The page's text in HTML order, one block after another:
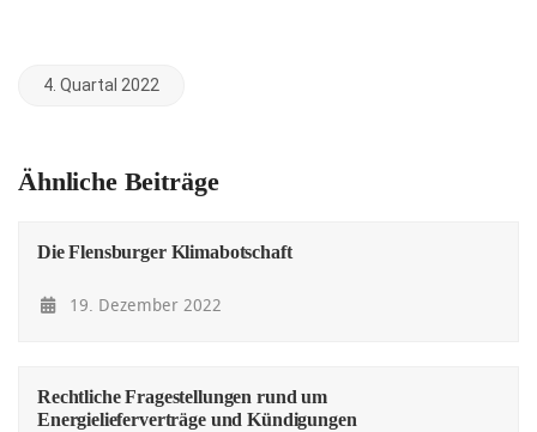
4. Quartal 2022
Ähnliche Beiträge
Die Flensburger Klimabotschaft
19. Dezember 2022
Rechtliche Fragestellungen rund um
Energielieferverträge und Kündigungen